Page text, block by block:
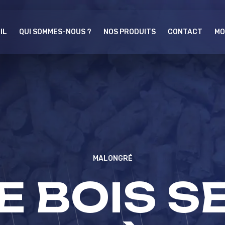
QUI SOMMES-NOUS ? NOS PRODUITS CONTACT
MALONGRÉ
BOIS